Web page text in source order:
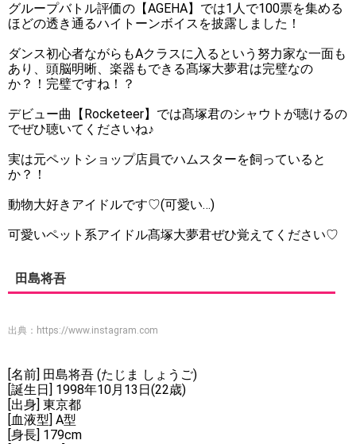
グループバトル評価の【AGEHA】では1人で100票を集める
ほどの透き通るハイトーンボイスを披露しました！
ダンス初心者ながらもAクラスに入るという努力家な一面も
あり、頭脳明晰、楽器もできる髙塚大夢君は完璧なの
か？！完璧ですね！？
デビュー曲【Rocketeer】では髙塚君のシャウトが聴けるの
でぜひ聴いてくださいね♪
実は元ペットショップ店員でハムスターを飼っていると
か？！
動物大好きアイドルです♡(可愛い…)
可愛いペット系アイドル髙塚大夢君ぜひ覚えてください♡
田島将吾
出典： https://www.instagram.com
[名前] 田島将吾 (たじま しょうご)
[誕生日] 1998年10月13日(22歳)
[出身] 東京都
[血液型] A型
[身長] 179cm